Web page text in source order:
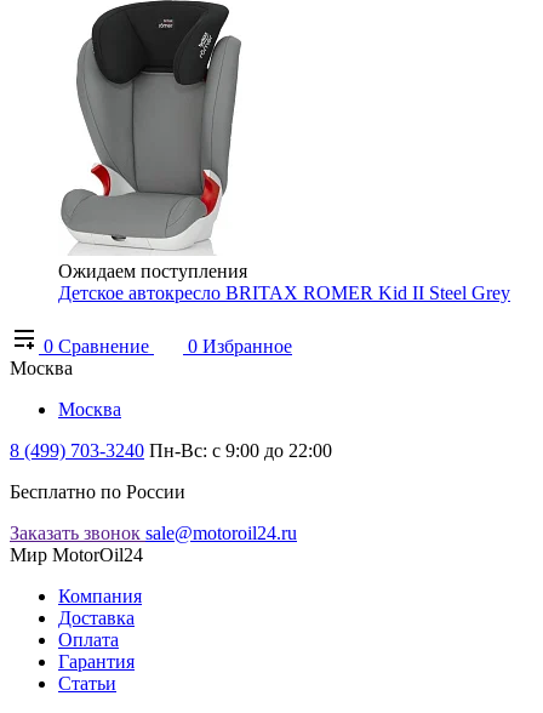
Ожидаем поступления
Детское автокресло BRITAX ROMER Kid II Steel Grey
0 Сравнение 0 Избранное
Москва
Москва
8 (499) 703-3240 Пн-Вс: с 9:00 до 22:00
Бесплатно по России
Заказать звонок sale@motoroil24.ru
Мир MotorOil24
Компания
Доставка
Оплата
Гарантия
Статьи